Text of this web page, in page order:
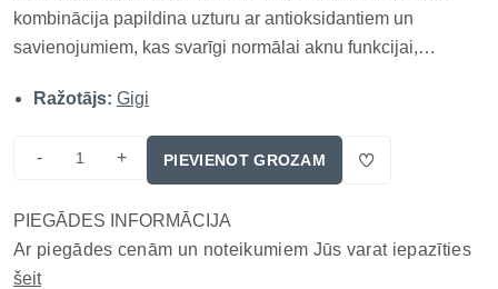
kombinācija papildina uzturu ar antioksidantiem un
savienojumiem, kas svarīgi normālai aknu funkcijai,
ikdienas aprūpē pēc medikamentu lietošanas vai periodos,
kad aknām vajadzīgs...
Ražotājs: Gigi
- + PIEVIENOT GROZAM
PIEGĀDES INFORMĀCIJA
Ar piegādes cenām un noteikumiem Jūs varat iepazīties
šeit